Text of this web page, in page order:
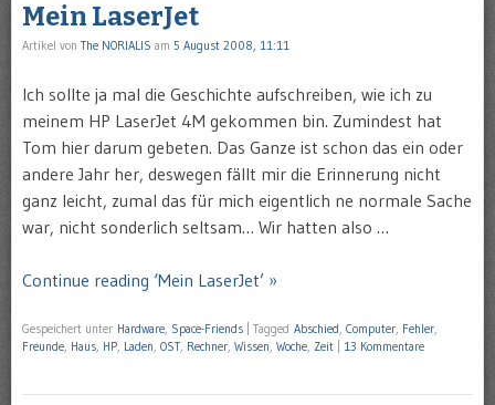
Mein LaserJet
Artikel von The NORIALIS am 5 August 2008, 11:11
Ich sollte ja mal die Geschichte aufschreiben, wie ich zu
meinem HP LaserJet 4M gekommen bin. Zumindest hat
Tom hier darum gebeten. Das Ganze ist schon das ein oder
andere Jahr her, deswegen fällt mir die Erinnerung nicht
ganz leicht, zumal das für mich eigentlich ne normale Sache
war, nicht sonderlich seltsam… Wir hatten also …
Continue reading ‘Mein LaserJet’ »
Gespeichert unter Hardware, Space-Friends Tagged Abschied, Computer, Fehler,
Freunde, Haus, HP, Laden, OST, Rechner, Wissen, Woche, Zeit 13 Kommentare